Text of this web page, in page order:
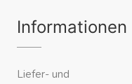
Informationen
Liefer- und